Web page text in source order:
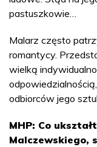
pastuszkowie…
Malarz często
romantycy.
wielką
odbiorców jego
MHP: Co
Malczewskiego,